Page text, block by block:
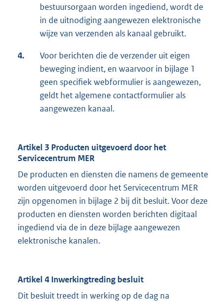
bestuursorgaan worden ingediend, wordt de
in de uitnodiging aangewezen elektronische
wijze van verzenden als kanaal gebruikt.
4.
Voor berichten die de verzender uit eigen
beweging indient, en waarvoor in bijlage 1
geen specifiek webformulier is aangewezen,
geldt het algemene contactformulier als
aangewezen kanaal.
Artikel 3 Producten uitgevoerd door het
Servicecentrum MER
De producten en diensten die namens de gemeente
worden uitgevoerd door het Servicecentrum MER
zijn opgenomen in bijlage 2 bij dit besluit. Voor deze
producten en diensten worden berichten digitaal
ingediend via de in deze bijlage aangewezen
elektronische kanalen.
Artikel 4 Inwerkingtreding besluit
Dit besluit treedt in werking op de dag na